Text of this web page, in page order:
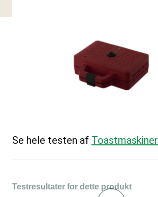
Se hele testen af Toastmaskiner
Testresultater for dette produkt